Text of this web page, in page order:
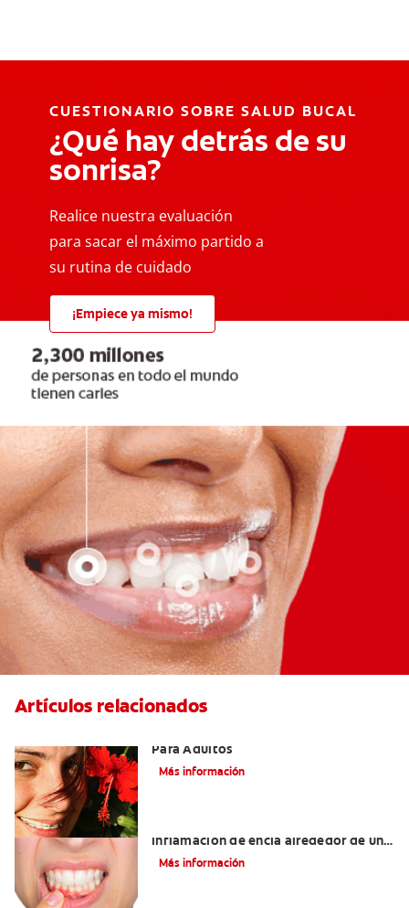
CUESTIONARIO SOBRE SALUD BUCAL
¿Qué hay detrás de su
sonrisa?
Realice nuestra evaluación
para sacar el máximo partido a
su rutina de cuidado
¡Empiece ya mismo!
Artículos relacionados
Para Adultos
Más información
inflamación de encía alrededor de un
diente?
Más información